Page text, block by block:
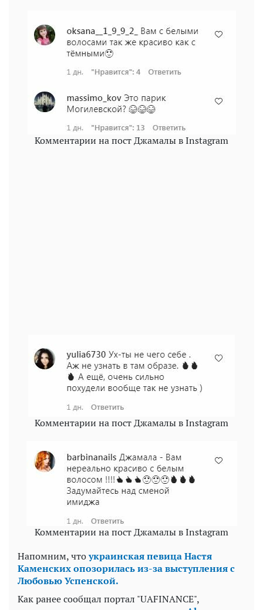
Комментарии на пост Джамалы в Instagram
Комментарии на пост Джамалы в Instagram
Комментарии на пост Джамалы в Instagram
Напомним, чтоукраинская певица Настя
Каменских опозорилась из-за выступления с
Любовью Успенской.
Как ранее сообщал портал "UAFINANCE",